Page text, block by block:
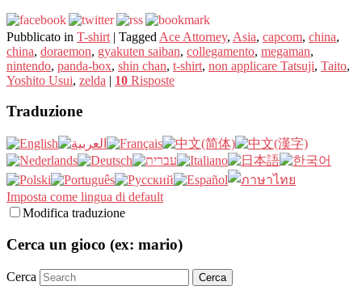
Pubblicato in T-shirt | Tagged Ace Attorney, Asia, capcom, china,
china, doraemon, gyakuten saiban, collegamento, megaman,
nintendo, panda-box, shin chan, t-shirt, non applicare Tatsuji, Taito,
Yoshito Usui, zelda | 10 Risposte
Traduzione
Imposta come lingua di default
Modifica traduzione
Cerca un gioco (ex: mario)
Cerca